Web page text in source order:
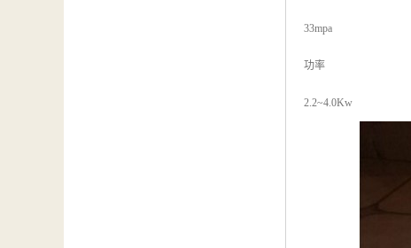
33mpa
功率
2.2~4.0Kw